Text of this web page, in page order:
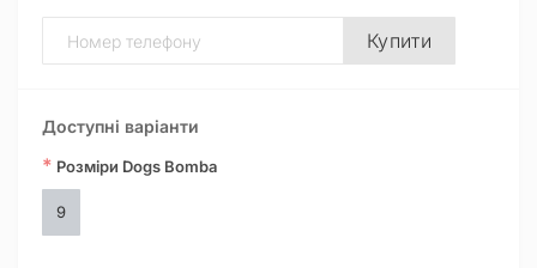
Купити
Доступні варіанти
* Розміри Dogs Bomba
9